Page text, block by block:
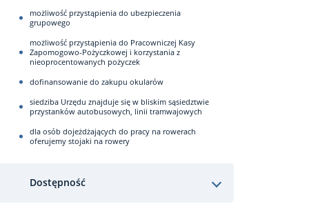
możliwość przystąpienia do ubezpieczenia
grupowego
możliwość przystąpienia do Pracowniczej Kasy
Zapomogowo-Pożyczkowej i korzystania z
nieoprocentowanych pożyczek
dofinansowanie do zakupu okularów
siedziba Urzędu znajduje się w bliskim sąsiedztwie
przystanków autobusowych, linii tramwajowych
dla osób dojeżdżających do pracy na rowerach
oferujemy stojaki na rowery
Dostępność